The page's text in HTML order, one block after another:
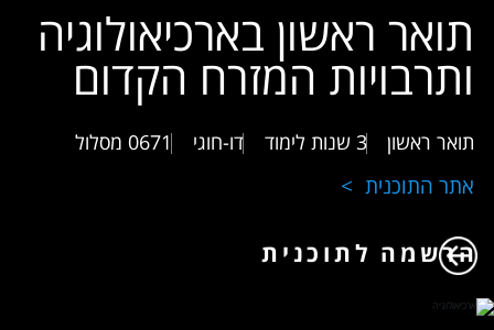
תואר ראשון בארכיאולוגיה
ותרבויות המזרח הקדום
תואר ראשון 3 שנות לימוד דו-חוגי 0671 מסלול
אתר התוכנית
הרשמה לתוכנית